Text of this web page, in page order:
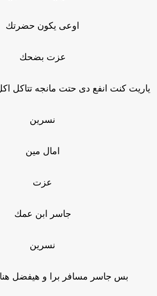
اوعى يكون حضرتك
عزت بضحك
كنت انفع دى حتت مانجه تتاكل اكل
نسرين
امال مين
عزت
جاسر ابن عمك
نسرين
بس جاسر مسافر برا و هيفضل